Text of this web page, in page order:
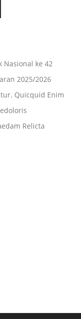
Nasional ke 42
2025/2026
Quicquid Enim
Relicta